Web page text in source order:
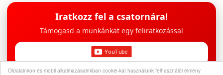
Oldalainkon és mobil alkalmazásainkban cookie-kat használunk felhasználói élmény
Iratkozz fel a csatornára!
Támogasd a munkánkat egy feliratkozással